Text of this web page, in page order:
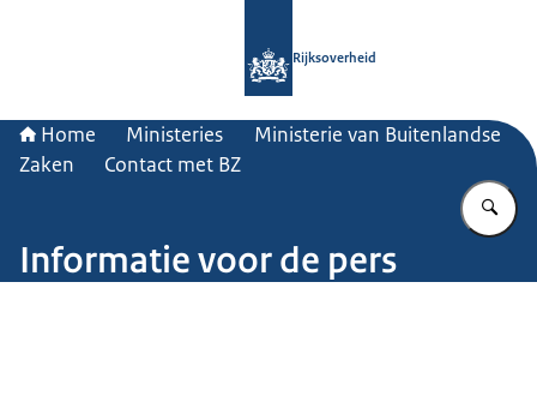
Rijksoverheid
Home Ministeries
Ministerie van Buitenlandse
Zaken
Contact met BZ
Informatie voor de pers